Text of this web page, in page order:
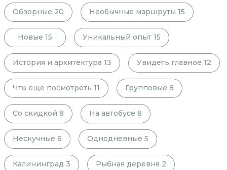
Обзорные 20 Необычные маршруты 15
Новые 15 Уникальный опыт 15
История и архитектура 13 Увидеть главное 12
Что еще посмотреть 11 Групповые 8
Со скидкой 8 На автобусе 8
Нескучные 6 Однодневные 5
Калининград 3 Рыбная деревня 2